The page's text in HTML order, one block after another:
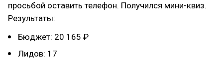
просьбой оставить телефон. Получился мини-квиз.
Результаты:
Бюджет: 20 165 ₽
Лидов: 17